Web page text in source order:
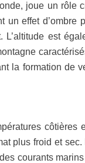
joue un
effet
est
la formation
plus froid et
courants